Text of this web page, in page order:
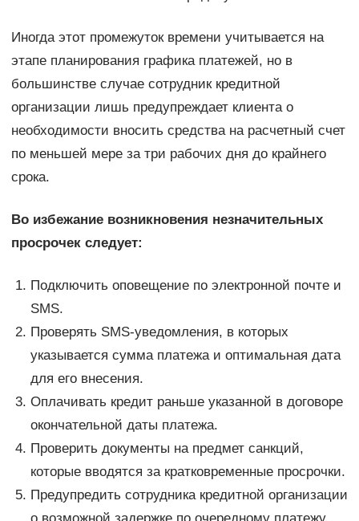
Иногда этот промежуток времени учитывается на
этапе планирования графика платежей, но в
большинстве случае сотрудник кредитной
организации лишь предупреждает клиента о
необходимости вносить средства на расчетный счет
по меньшей мере за три рабочих дня до крайнего
срока.
Во избежание возникновения незначительных
просрочек следует:
Подключить оповещение по электронной почте и
SMS.
Проверять SMS-уведомления, в которых
указывается сумма платежа и оптимальная дата
для его внесения.
Оплачивать кредит раньше указанной в договоре
окончательной даты платежа.
Проверить документы на предмет санкций,
которые вводятся за кратковременные просрочки.
Предупредить сотрудника кредитной организации